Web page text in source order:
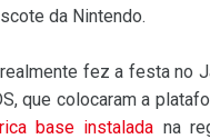
da Nintendo.
fez a festa no
que colocaram a
base instalada na